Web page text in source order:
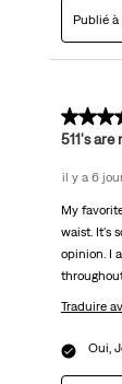
Publié à
5 sur 5
511's
il y a 6
My
waist. It's
opinion. I
Traduire
Oui,